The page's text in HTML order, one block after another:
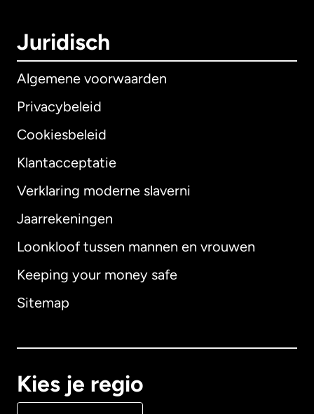
Juridisch
Algemene voorwaarden
Privacybeleid
Cookiesbeleid
Klantacceptatie
Verklaring moderne slaverni
Jaarrekeningen
Loonkloof tussen mannen en vrouwen
Keeping your money safe
Sitemap
Kies je regio
Internationaal English
Australië